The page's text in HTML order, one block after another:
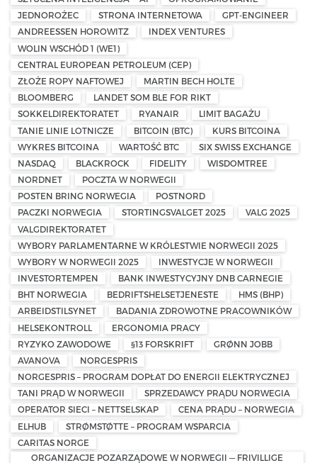
JEDNOROŻEC
STRONA INTERNETOWA
GPT-ENGINEER
ANDREESSEN HOROWITZ
INDEX VENTURES
WOLIN WSCHÓD 1 (WE1)
CENTRAL EUROPEAN PETROLEUM (CEP)
ZŁOŻE ROPY NAFTOWEJ
MARTIN BECH HOLTE
BLOOMBERG
LANDET SOM BLE FOR RIKT
SOKKELDIREKTORATET
RYANAIR
LIMIT BAGAŻU
TANIE LINIE LOTNICZE
BITCOIN (BTC)
KURS BITCOINA
WYKRES BITCOINA
WARTOŚĆ BTC
SIX SWISS EXCHANGE
NASDAQ
BLACKROCK FIDELITY
WISDOMTREE
NORDNET
POCZTA W NORWEGII
POSTEN BRING NORWEGIA
POSTNORD
PACZKI NORWEGIA
STORTINGSVALGET 2025
VALG 2025
VALGDIREKTORATET
WYBORY PARLAMENTARNE W KRÓLESTWIE NORWEGII 2025
WYBORY W NORWEGII 2025
INWESTYCJE W NORWEGII
INVESTORTEMPEN
BANK INWESTYCYJNY DNB CARNEGIE
BHT NORWEGIA
BEDRIFTSHELSETJENESTE
HMS (BHP)
ARBEIDSTILSYNET
BADANIA ZDROWOTNE PRACOWNIKÓW
HELSEKONTROLL
ERGONOMIA PRACY
RYZYKO ZAWODOWE
§13 FORSKRIFT
GRØNN JOBB
AVANOVA
NORGESPRIS
NORGESPRIS – PROGRAM DOPŁAT DO ENERGII ELEKTRYCZNEJ
TANI PRĄD W NORWEGII
SPRZEDAWCY PRĄDU NORWEGIA
OPERATOR SIECI – NETTSELSKAP
CENA PRĄDU – NORWEGIA
ELHUB
STRØMSTØTTE – PROGRAM WSPARCIA
CARITAS NORGE
ORGANIZACJE POZARZĄDOWE W NORWEGII — FRIVILLIGE